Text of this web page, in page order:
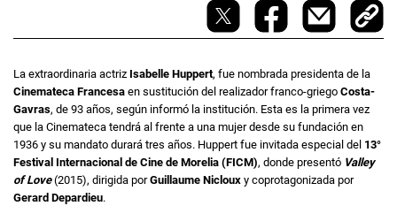
La extraordinaria actriz Isabelle Huppert, fue nombrada presidenta de la
Cinemateca Francesa en sustitución del realizador franco-griego Costa-
Gavras, de 93 años, según informó la institución. Esta es la primera vez
que la Cinemateca tendrá al frente a una mujer desde su fundación en
1936 y su mandato durará tres años. Huppert fue invitada especial del 13°
Festival Internacional de Cine de Morelia (FICM), donde presentó Valley
of Love(2015), dirigida porGuillaume Nicloux y coprotagonizada por
Gerard Depardieu.